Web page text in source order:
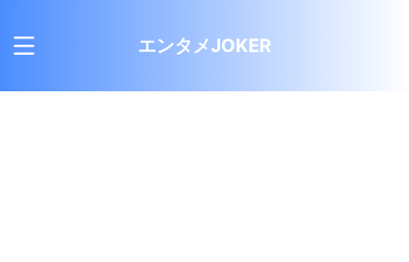
エンタメJOKER